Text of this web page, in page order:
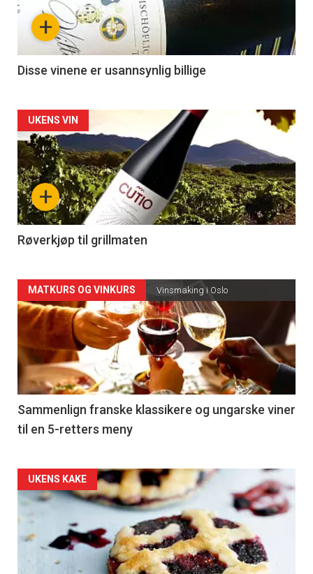
nå
3
+
Disse vinene er usannsynlig billige
Forsiden
akkurat
nå
-
4
+
UKENS VIN
Røverkjøp til grillmaten
Forsiden
akkurat
nå
-
5
MATKURS OG VINKURS Vinsmaking i Oslo
Sammenlign franske klassikere og ungarske viner
til en 5-retters meny
Forsiden
akkurat
nå
UKENS KAKE